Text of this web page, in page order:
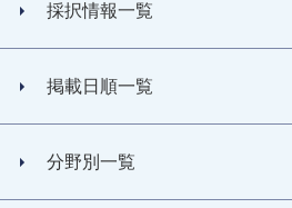
採択情報一覧
掲載日順一覧
分野別一覧